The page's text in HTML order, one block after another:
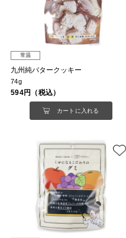
常温
九州純バタークッキー
74g
594円（税込）
カートに入れる